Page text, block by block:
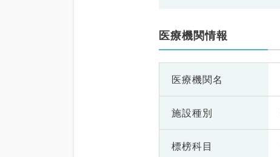
医療機関情報
医療機関名
施設種別
標榜科目